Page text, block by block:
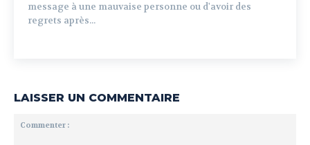
message à une mauvaise personne ou d'avoir des
regrets après...
LAISSER UN COMMENTAIRE